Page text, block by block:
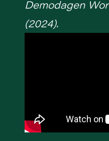
Demodagen
(2024).